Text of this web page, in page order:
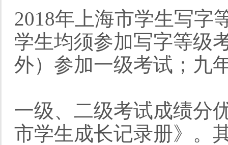
2018年上海市学生写字
学生均须参加写字等级
外）参加一级考试；九
一级、二级考试成绩分
市学生成长记录册》。